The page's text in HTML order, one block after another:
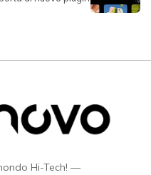
Hi-Tech! —